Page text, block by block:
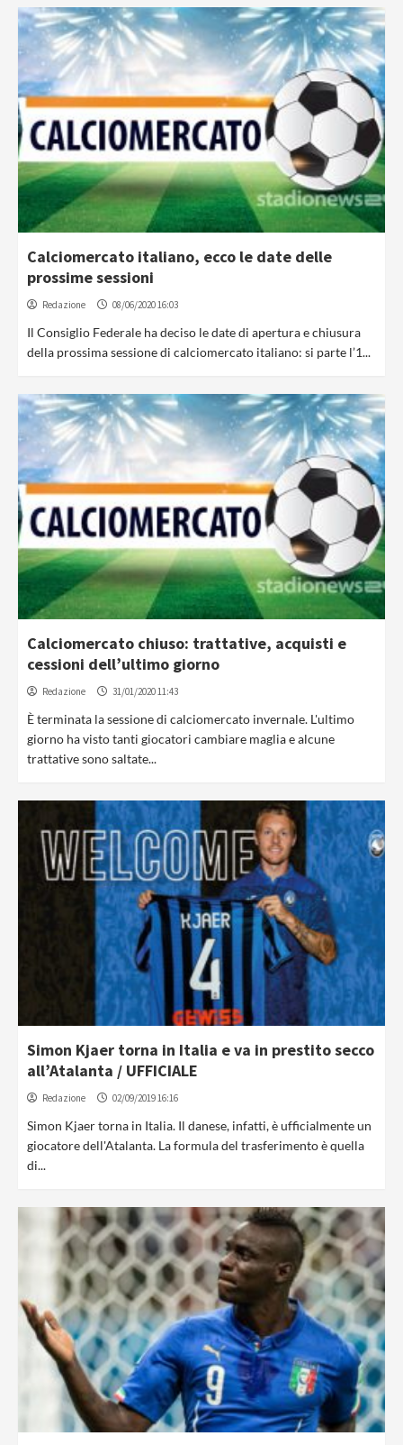
Calciomercato italiano, ecco le date delle
prossime sessioni
Redazione 08/06/2020 16:03
Il Consiglio Federale ha deciso le date di apertura e chiusura
della prossima sessione di calciomercato italiano: si parte l’1...
Calciomercato chiuso: trattative, acquisti e
cessioni dell’ultimo giorno
Redazione 31/01/2020 11:43
È terminata la sessione di calciomercato invernale. L'ultimo
giorno ha visto tanti giocatori cambiare maglia e alcune
trattative sono saltate...
Simon Kjaer torna in Italia e va in prestito secco
all’Atalanta / UFFICIALE
Redazione 02/09/2019 16:16
Simon Kjaer torna in Italia. Il danese, infatti, è ufficialmente un
giocatore dell'Atalanta. La formula del trasferimento è quella
di...